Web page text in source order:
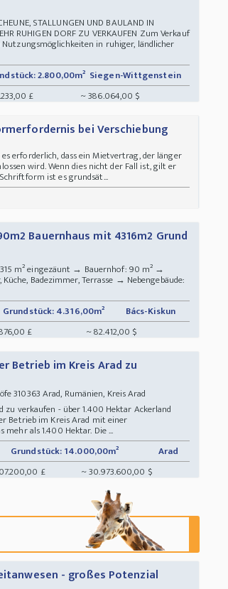
STALLUNGEN UND BAULAND IN
RUHIGEN DORF ZU VERKAUFEN Zum Verkauf
in ruhiger, ländlicher
2.800,00m² Siegen-Wittgenstein
£ ~ 386.064,00 $
bei Verschiebung
erforderlich, dass ein Mietvertrag, der länger
wird. Wenn dies nicht der Fall ist, gilt er
ist es grundsät...
Bauernhaus mit 4316m2 Grund
m² eingezäunt → Bauernhof: 90 m² →
Badezimmer, Terrasse → Nebengebäude:
Grundstück: 4.316,00m²
Bács-Kiskun
£ ~ 82.412,00 $
Betrieb im Kreis Arad zu
310363 Arad, Rumänien, Kreis Arad
verkaufen - über 1.400 Hektar Ackerland
Betrieb im Kreis Arad mit einer
als 1.400 Hektar. Die ...
Grundstück: 14.000,00m²
Arad
£ ~ 30.973.600,00 $
- großes Potenzial